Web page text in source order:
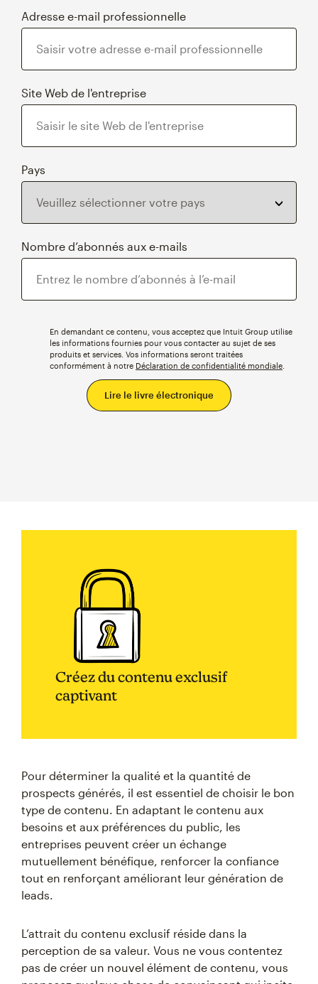
Adresse e-mail professionnelle
Site Web de l'entreprise
Pays
Nombre d’abonnés aux e-mails
En demandant ce contenu, vous acceptez que Intuit Group utilise
les informations fournies pour vous contacter au sujet de ses
produits et services. Vos informations seront traitées
conformément à notre Déclaration de confidentialité mondiale
Créez du contenu exclusif
captivant
Pour déterminer la qualité et la quantité de
prospects générés, il est essentiel de choisir le bon
type de contenu. En adaptant le contenu aux
besoins et aux préférences du public, les
entreprises peuvent créer un échange
mutuellement bénéfique, renforcer la confiance
tout en renforçant améliorant leur génération de
leads.
L’attrait du contenu exclusif réside dans la
perception de sa valeur. Vous ne vous contentez
pas de créer un nouvel élément de contenu, vous